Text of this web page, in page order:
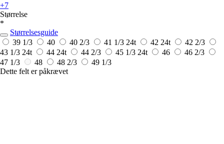
+7
Størrelse
*
Størrelsesguide
39 1/3
40 40 2/3 41 1/3 24t 42 24t
42 2/3
43 1/3 24t 44 24t 44 2/3 45 1/3 24t 46
46 2/3
47 1/3
48 48 2/3
49 1/3
Dette felt er påkrævet